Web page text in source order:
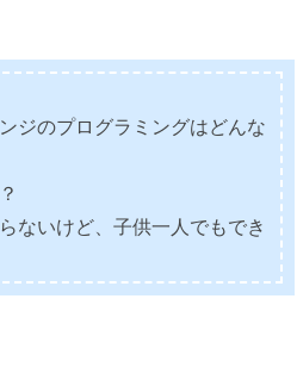
ジのプログラミングはどんな
ないけど、子供一人でもでき